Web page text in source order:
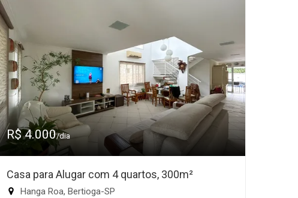
R$ 4.000/dia
Casa para Alugar com 4 quartos, 300m²
Hanga Roa, Bertioga-SP